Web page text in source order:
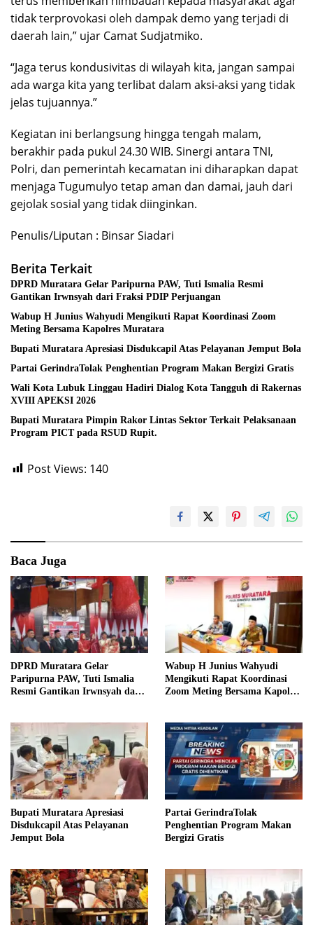
tidak terprovokasi oleh dampak demo yang terjadi di
daerah lain,” ujar Camat Sudjatmiko.
“Jaga terus kondusivitas di wilayah kita, jangan sampai
ada warga kita yang terlibat dalam aksi-aksi yang tidak
jelas tujuannya.”
​Kegiatan ini berlangsung hingga tengah malam,
berakhir pada pukul 24.30 WIB. Sinergi antara TNI,
Polri, dan pemerintah kecamatan ini diharapkan dapat
menjaga Tugumulyo tetap aman dan damai, jauh dari
gejolak sosial yang tidak diinginkan.
Penulis/Liputan : Binsar Siadari
Berita Terkait
DPRD Muratara Gelar Paripurna PAW, Tuti Ismalia Resmi
Gantikan Irwnsyah dari Fraksi PDIP Perjuangan
Wabup H Junius Wahyudi Mengikuti Rapat Koordinasi Zoom
Meting Bersama Kapolres Muratara
Bupati Muratara Apresiasi Disdukcapil Atas Pelayanan Jemput Bola
Partai GerindraTolak Penghentian Program Makan Bergizi Gratis
Wali Kota Lubuk Linggau Hadiri Dialog Kota Tangguh di Rakernas
XVIII APEKSI 2026
Bupati Muratara Pimpin Rakor Lintas Sektor Terkait Pelaksanaan
Program PICT pada RSUD Rupit.
Post Views: 140
Baca Juga
DPRD Muratara Gelar
Paripurna PAW, Tuti Ismalia
Resmi Gantikan Irwnsyah dari
Wabup H Junius Wahyudi
Mengikuti Rapat Koordinasi
Zoom Meting Bersama Kapolres
Bupati Muratara Apresiasi
Disdukcapil Atas Pelayanan
Jemput Bola
Partai GerindraTolak
Penghentian Program Makan
Bergizi Gratis